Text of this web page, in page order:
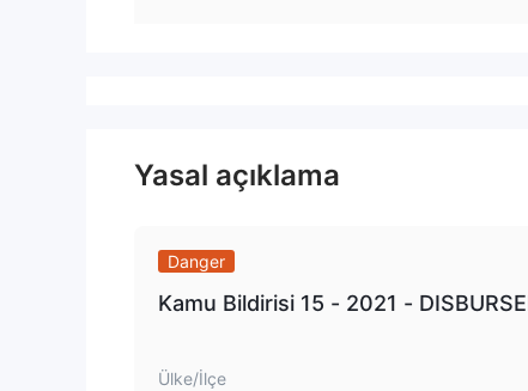
Yasal açıklama
Danger
Kamu Bildirisi 15 - 2021 -
Ülke/İlçe